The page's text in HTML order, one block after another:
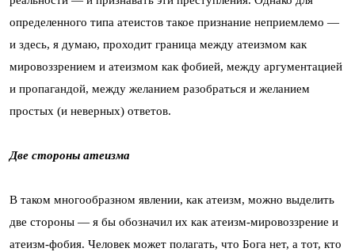
определенного типа атеистов такое признание неприемлемо —
и здесь, я думаю, проходит граница между атеизмом как
мировоззрением и атеизмом как фобией, между аргументацией
и пропагандой, между желанием разобраться и желанием
простых (и неверных) ответов.
Две стороны атеизма
В таком многообразном явлении, как атеизм, можно выделить
две стороны — я бы обозначил их как атеизм-мировоз­зрение и
атеизм-фобия. Человек может полагать, что Бога нет, а тот, кто